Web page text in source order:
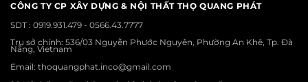
CÔNG TY CP XÂY DỰNG & NỘI THẤT THỌ QUANG PHÁT
SDT : 0919.931.479 - 0566.43.7777
Trụ sở chính: 536/03 Nguyễn Phước Nguyên, Phường An Khê, Tp. Đà
Nẵng, Vietnam
Email: thoquangphat.inco@gmail.com